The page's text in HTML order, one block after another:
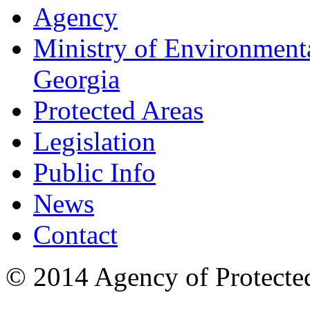
Agency
Ministry of
Georgia
Protected Areas
Legislation
Public Info
News
Contact
© 2014 Agency of